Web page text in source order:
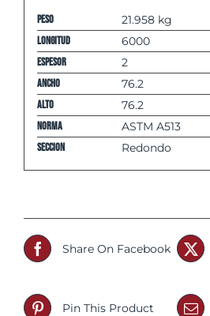
Peso 21.958 kg
Longitud 6000
espesor 2
Ancho 76.2
Alto 76.2
Norma ASTM A513
Seccion Redondo
Share On Facebook
Pin This Product